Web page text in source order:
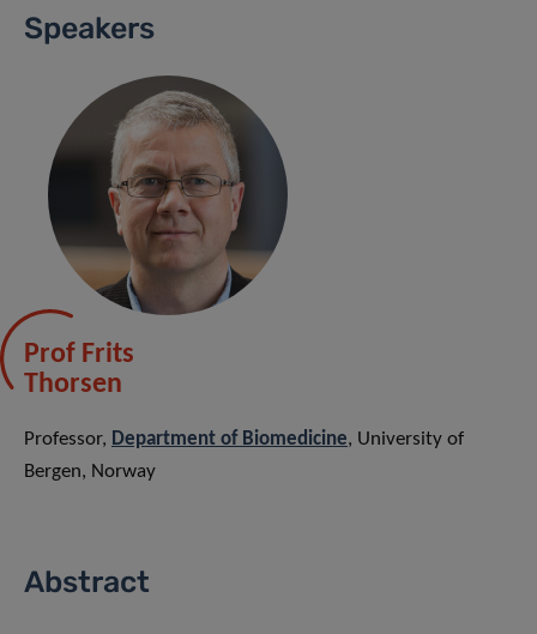
Speakers
Prof Frits
Thorsen
Professor, Department of Biomedicine, University of
Bergen, Norway
Abstract